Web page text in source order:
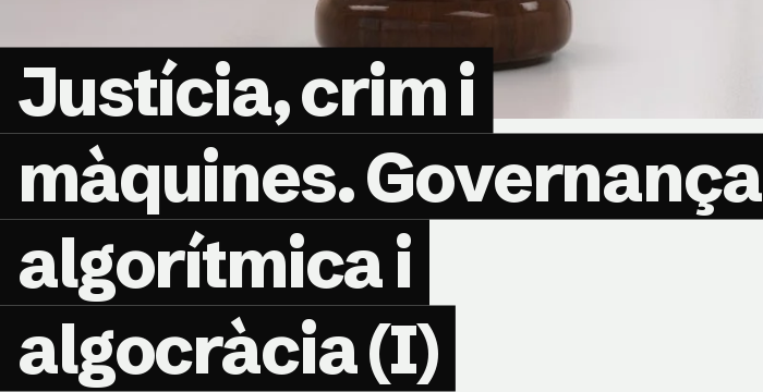
Justícia, crim i
màquines. Governança
algorítmica i
algocràcia (I)